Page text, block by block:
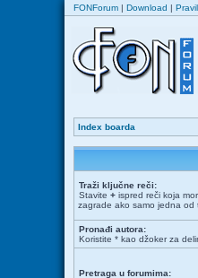
FONForum | Download |
Index boarda
Traži ključne reči:
Stavite + ispred reči koja
zagrade ako samo jedna od
Pronađi autora:
Koristite * kao džoker za
Pretraga u forumima: